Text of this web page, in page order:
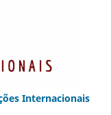
Internacionais